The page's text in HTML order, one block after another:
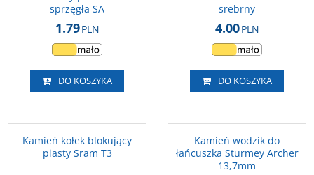
sprzęgła SA
1.79PLN
DO KOSZYKA
srebrny
4.00PLN
DO KOSZYKA
Kamień kołek blokujący
piasty Sram T3
Kamień wodzik do
łańcuszka Sturmey Archer
13,7mm